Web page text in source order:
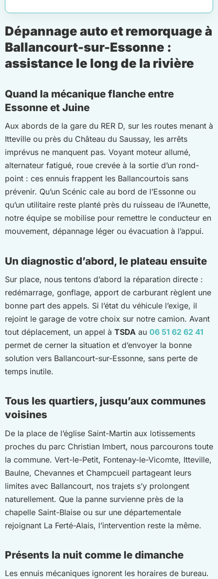
Dépannage auto et remorquage à
Ballancourt-sur-Essonne :
assistance le long de la rivière
Quand la mécanique flanche entre
Essonne et Juine
Aux abords de la gare du RER D, sur les routes menant à
Itteville ou près du Château du Saussay, les arrêts
imprévus ne manquent pas. Voyant moteur allumé,
alternateur fatigué, roue crevée à la sortie d’un rond-
point : ces ennuis frappent les Ballancourtois sans
prévenir. Qu’un Scénic cale au bord de l’Essonne ou
qu’un utilitaire reste planté près du ruisseau de l’Aunette,
notre équipe se mobilise pour remettre le conducteur en
mouvement, dépannage léger ou évacuation à l’appui.
Un diagnostic d’abord, le plateau ensuite
Sur place, nous tentons d’abord la réparation directe :
redémarrage, gonflage, apport de carburant règlent une
bonne part des appels. Si l’état du véhicule l’exige, il
rejoint le garage de votre choix sur notre camion. Avant
tout déplacement, un appel à TSDA au 06 51 62 62 41
permet de cerner la situation et d’envoyer la bonne
solution vers Ballancourt-sur-Essonne, sans perte de
temps inutile.
Tous les quartiers, jusqu’aux communes
voisines
De la place de l’église Saint-Martin aux lotissements
proches du parc Christian Imbert, nous parcourons toute
la commune. Vert-le-Petit, Fontenay-le-Vicomte, Itteville,
Baulne, Chevannes et Champcueil partageant leurs
limites avec Ballancourt, nos trajets s’y prolongent
naturellement. Que la panne survienne près de la
chapelle Saint-Blaise ou sur une départementale
rejoignant La Ferté-Alais, l’intervention reste la même.
Présents la nuit comme le dimanche
Les ennuis mécaniques ignorent les horaires de bureau.